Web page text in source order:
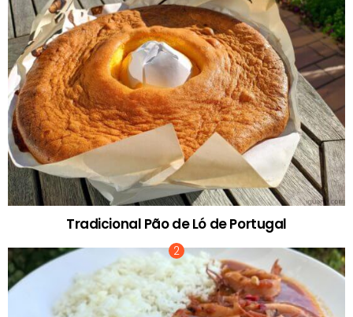
Tradicional Pão de Ló de Portugal